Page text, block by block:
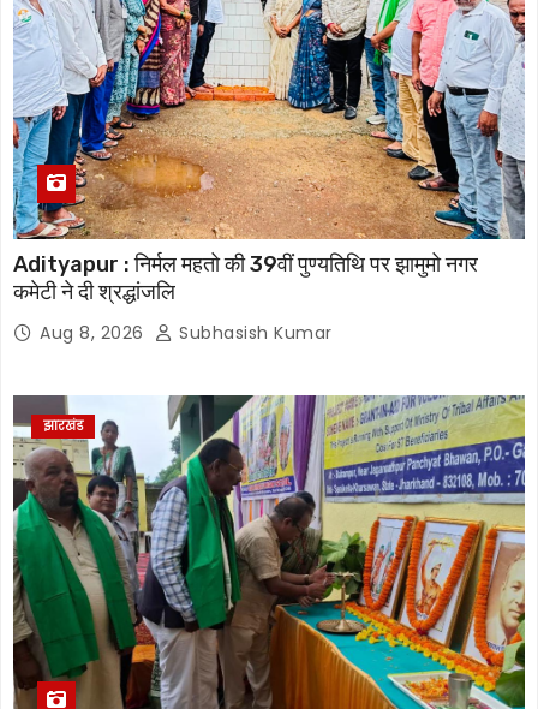
Adityapur : निर्मल महतो की 39वीं पुण्यतिथि पर झामुमो नगर
कमेटी ने दी श्रद्धांजलि
Aug 8, 2026 Subhasish Kumar
झारखंड